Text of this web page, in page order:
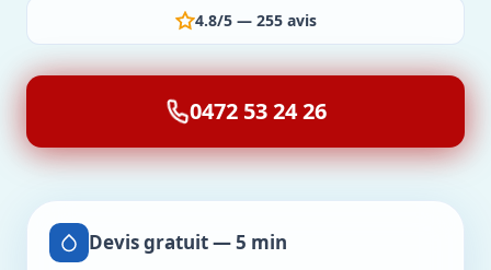
4.8/5 — 255 avis
0472 53 24 26
Devis gratuit — 5 min